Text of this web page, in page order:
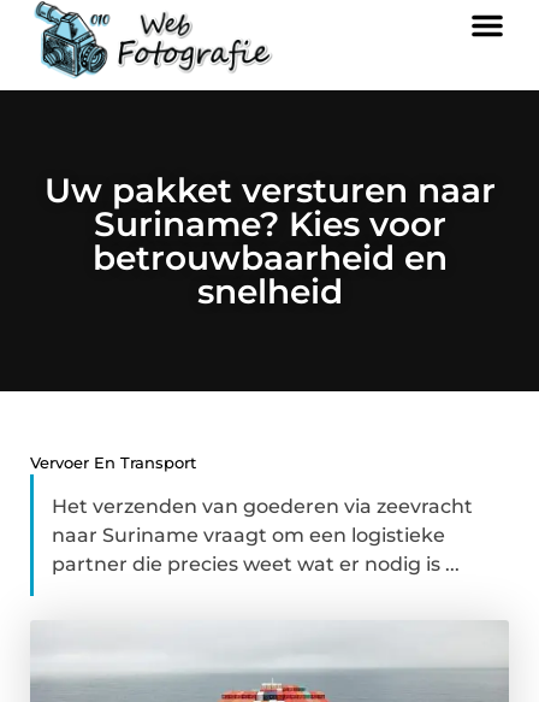
Uw pakket versturen naar
Suriname? Kies voor
betrouwbaarheid en
snelheid
Vervoer En Transport
Het verzenden van goederen via zeevracht
naar Suriname vraagt om een logistieke
partner die precies weet wat er nodig is ...